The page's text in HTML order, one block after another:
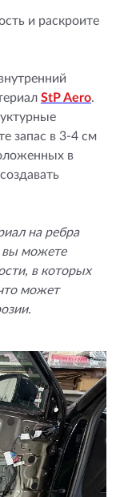
и раскроите
StP Aero.
запас в 3-4 см
в
на ребра
вы можете
в которых
может